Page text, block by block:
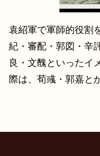
袁紹軍で軍師的役割
紀・審配・郭図・辛
良・文醜といった
際は、荀彧・郭嘉と